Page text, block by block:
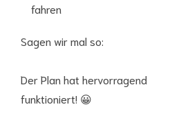
fahren
Sagen wir mal so:
Der Plan hat hervorragend
funktioniert! 😀